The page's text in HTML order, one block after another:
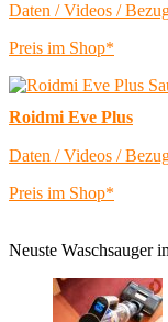
Daten / Videos /
Preis im Shop*
Roidmi Eve Plus
Daten / Videos /
Preis im Shop*
Neuste Waschsauger